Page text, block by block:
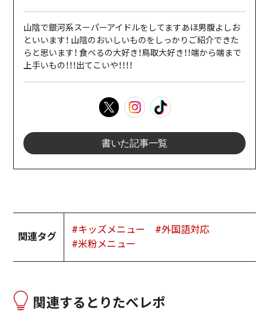
山陰で銀河系スーパーアイドルをしてますあほ男腹よしお
といいます！ 山陰のおいしいものをしっかりご紹介できた
らと思います！ 食べるの大好き！鳥取大好き！！端から端まで
上手いもの！！！出てこいや！！！！
書いた記事一覧
関連タグ
#キッズメニュー
#外国語対応
#米粉メニュー
関連するとりたべレポ